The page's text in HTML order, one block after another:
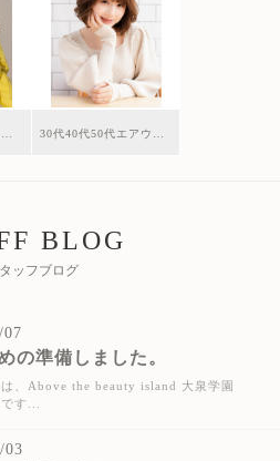
BLOG
ッフブログ
07
の準備しました。
は、Above the beauty island 大泉学園
す...
03